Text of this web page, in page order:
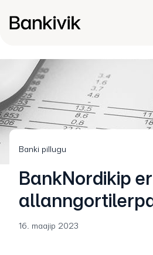
Banki pillugu
BankNordikip
16. maajip 2023